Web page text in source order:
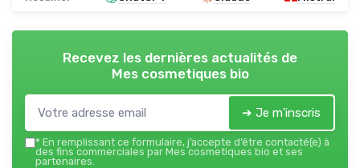
Recevez les dernières actualités de
Mes cosmetiques bio
➔ Je m'inscris
* En remplissant ce formulaire, j’accepte d’être contacté(e) à
des fins commerciales par Mes cosmetiques bio et ses
partenaires.